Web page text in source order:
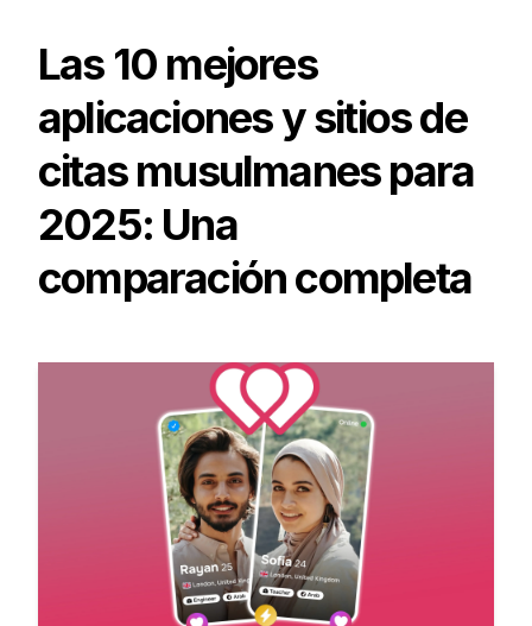
Las 10 mejores
aplicaciones y sitios de
citas musulmanes para
2025: Una
comparación completa